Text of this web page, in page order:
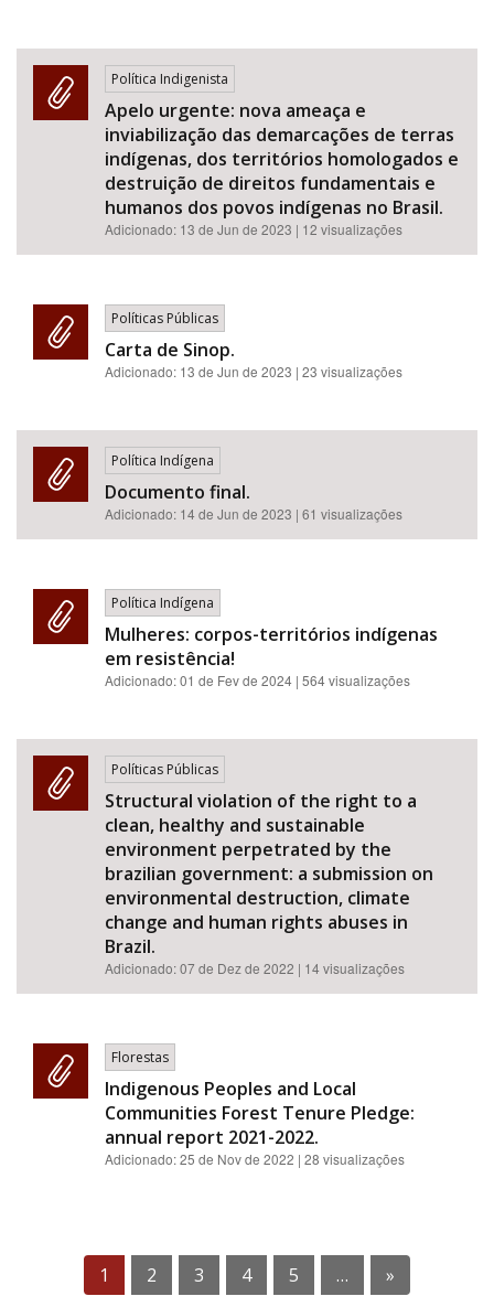
Política Indigenista
Apelo urgente: nova ameaça e
inviabilização das demarcações de terras
indígenas, dos territórios homologados e
destruição de direitos fundamentais e
humanos dos povos indígenas no Brasil.
Adicionado: 13 de Jun de 2023 | 12 visualizações
Políticas Públicas
Carta de Sinop.
Adicionado: 13 de Jun de 2023 | 23 visualizações
Política Indígena
Documento final.
Adicionado: 14 de Jun de 2023 | 61 visualizações
Política Indígena
Mulheres: corpos-territórios indígenas
em resistência!
Adicionado:01 de Fev de 2024 | 564 visualizações
Políticas Públicas
Structural violation of the right to a
clean, healthy and sustainable
environment perpetrated by the
brazilian government: a submission on
environmental destruction, climate
change and human rights abuses in
Brazil.
Adicionado:07 de Dez de 2022 | 14 visualizações
Florestas
Indigenous Peoples and Local
Communities Forest Tenure Pledge:
annual report 2021-2022.
Adicionado:25 de Nov de 2022 | 28 visualizações
1 2 3 4 5 … »